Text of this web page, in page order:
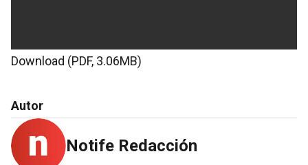
Download (PDF, 3.06MB)
Autor
Notife Redacción